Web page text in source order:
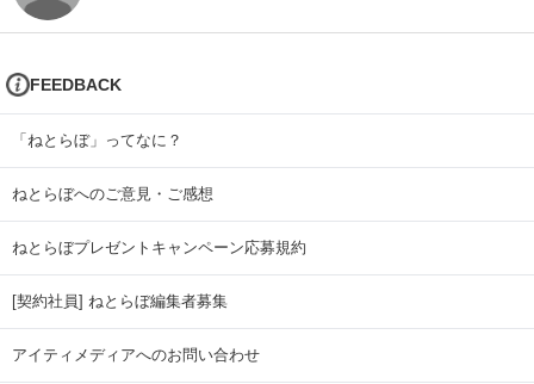
FEEDBACK
「ねとらぼ」ってなに？
ねとらぼへのご意見・ご感想
ねとらぼプレゼントキャンペーン応募規約
[契約社員] ねとらぼ編集者募集
アイティメディアへのお問い合わせ